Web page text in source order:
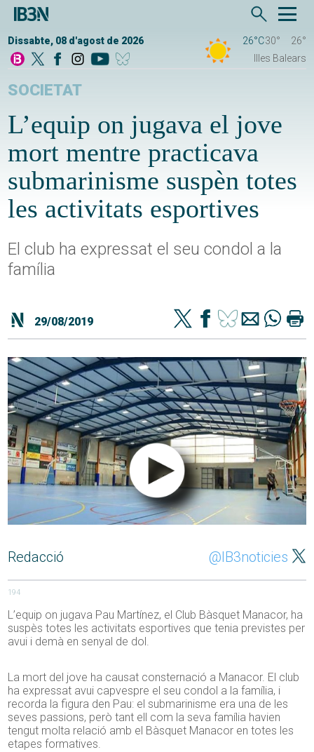
Dissabte, 08 d'agost de 2026 26°C30°
26°
Illes Balears
SOCIETAT
L’equip on jugava el jove
mort mentre practicava
submarinisme suspèn totes
les activitats esportives
El club ha expressat el seu condol a la
família
29/08/2019
Redacció @IB3noticies
194
L’equip on jugava Pau Martínez, el Club Bàsquet Manacor, ha
suspès totes les activitats esportives que tenia previstes per
avui i demà en senyal de dol.
La mort del jove ha causat consternació a Manacor. El club
ha expressat avui capvespre el seu condol a la família, i
recorda la figura den Pau: el submarinisme era una de les
seves passions, però tant ell com la seva família havien
tengut molta relació amb el Bàsquet Manacor en totes les
etapes formatives.